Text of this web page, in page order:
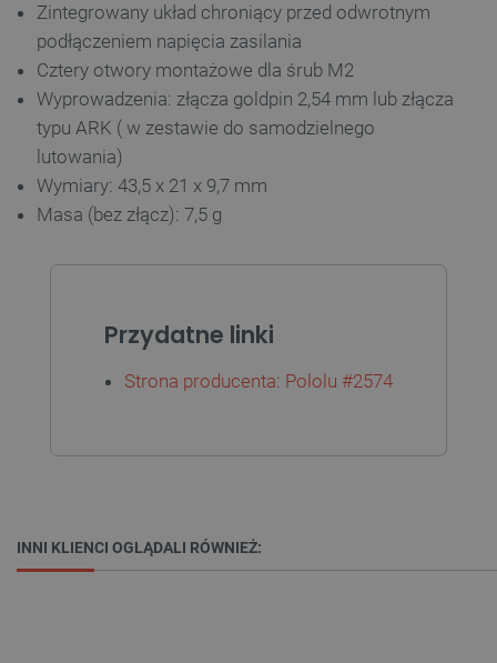
Zintegrowany układ chroniący przed odwrotnym
podłączeniem napięcia zasilania
Cztery otwory montażowe dla śrub M2
Wyprowadzenia: złącza goldpin 2,54 mm lub złącza
typu ARK ( w zestawie do samodzielnego
lutowania)
Wymiary: 43,5 x 21 x 9,7 mm
Masa (bez złącz): 7,5 g
Przydatne linki
Strona producenta: Pololu #2574
INNI KLIENCI OGLĄDALI RÓWNIEŻ: